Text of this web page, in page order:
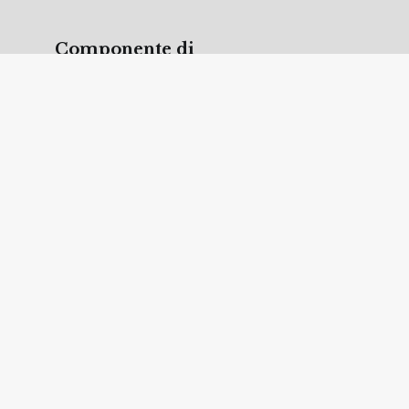
Componente di